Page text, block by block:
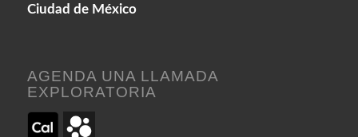
Ciudad de México
AGENDA UNA LLAMADA
EXPLORATORIA